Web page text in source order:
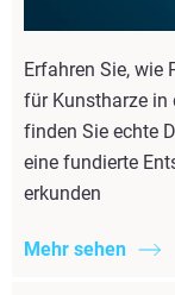
Erfahren Sie, wie
für Kunstharze in
finden Sie echte
eine fundierte
erkunden
Mehr sehen